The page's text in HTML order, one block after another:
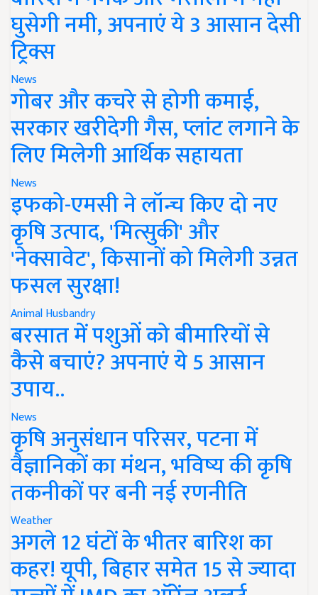
घुसेगी नमी, अपनाएं ये 3 आसान देसी
ट्रिक्स
News
गोबर और कचरे से होगी कमाई,
सरकार खरीदेगी गैस, प्लांट लगाने के
लिए मिलेगी आर्थिक सहायता
News
इफको-एमसी ने लॉन्च किए दो नए
कृषि उत्पाद, 'मित्सुकी' और
'नेक्सावेट', किसानों को मिलेगी उन्नत
फसल सुरक्षा!
Animal Husbandry
बरसात में पशुओं को बीमारियों से
कैसे बचाएं? अपनाएं ये 5 आसान
उपाय..
News
कृषि अनुसंधान परिसर, पटना में
वैज्ञानिकों का मंथन, भविष्य की कृषि
तकनीकों पर बनी नई रणनीति
Weather
अगले 12 घंटों के भीतर बारिश का
कहर! यूपी, बिहार समेत 15 से ज्यादा